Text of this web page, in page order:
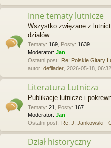
Inne tematy lutnicze
Wszystko zwięzane z
działów
Tematy: 169 Posty: 1639
Moderator: Jan
Ostatni post: Re: Polskie Gitary
autor: defilader , 2026-05-18, 06:32
Literatura Lutnicza
Publikacje lutnicze i
Tematy: 21 Posty: 167
Moderator: Jan
Ostatni post: Re: J. Jankowski -
Dział historyczny